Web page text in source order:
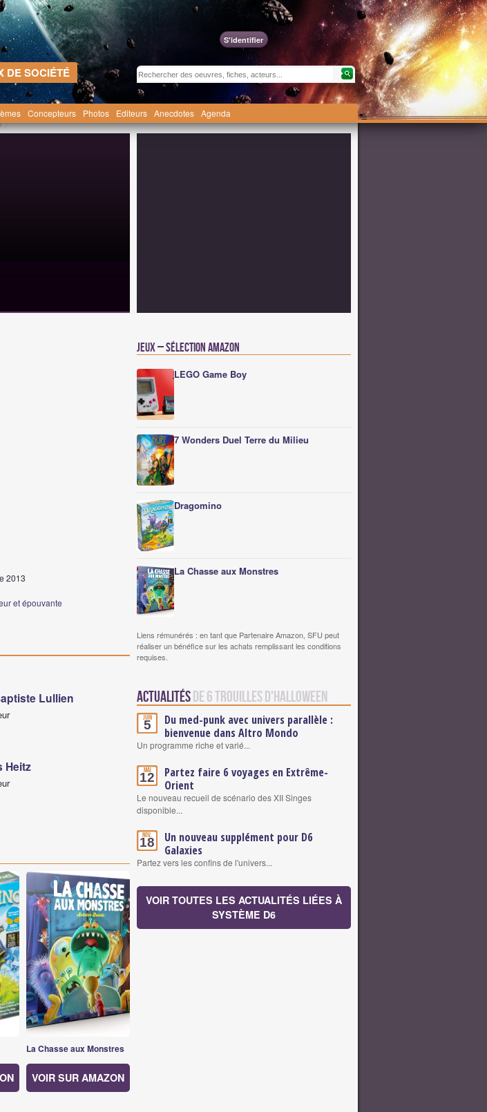
S'identifier
DE SOCIÉTÉ
Concepteurs Photos Editeurs Anecdotes Agenda
2013
et épouvante
Lullien
Heitz
La Chasse aux Monstres
VOIR SUR AMAZON
Jeux – Sélection Amazon
LEGO Game Boy
7 Wonders Duel Terre du Milieu
Dragomino
La Chasse aux Monstres
Liens rémunérés : en tant que Partenaire Amazon, SFU peut
réaliser un bénéfice sur les achats remplissant les conditions
requises.
Actualitésde 6 trouilles d'Halloween
Juin
5
Du med-punk avec univers parallèle :
bienvenue dans Altro Mondo
Un programme riche et varié...
Mai
12
Partez faire 6 voyages en Extrême-
Orient
Le nouveau recueil de scénario des XII Singes
disponible...
Nov.
18
Un nouveau supplément pour D6
Galaxies
Partez vers les confins de l'univers...
VOIR TOUTES LES ACTUALITÉS LIÉES À
SYSTÈME D6